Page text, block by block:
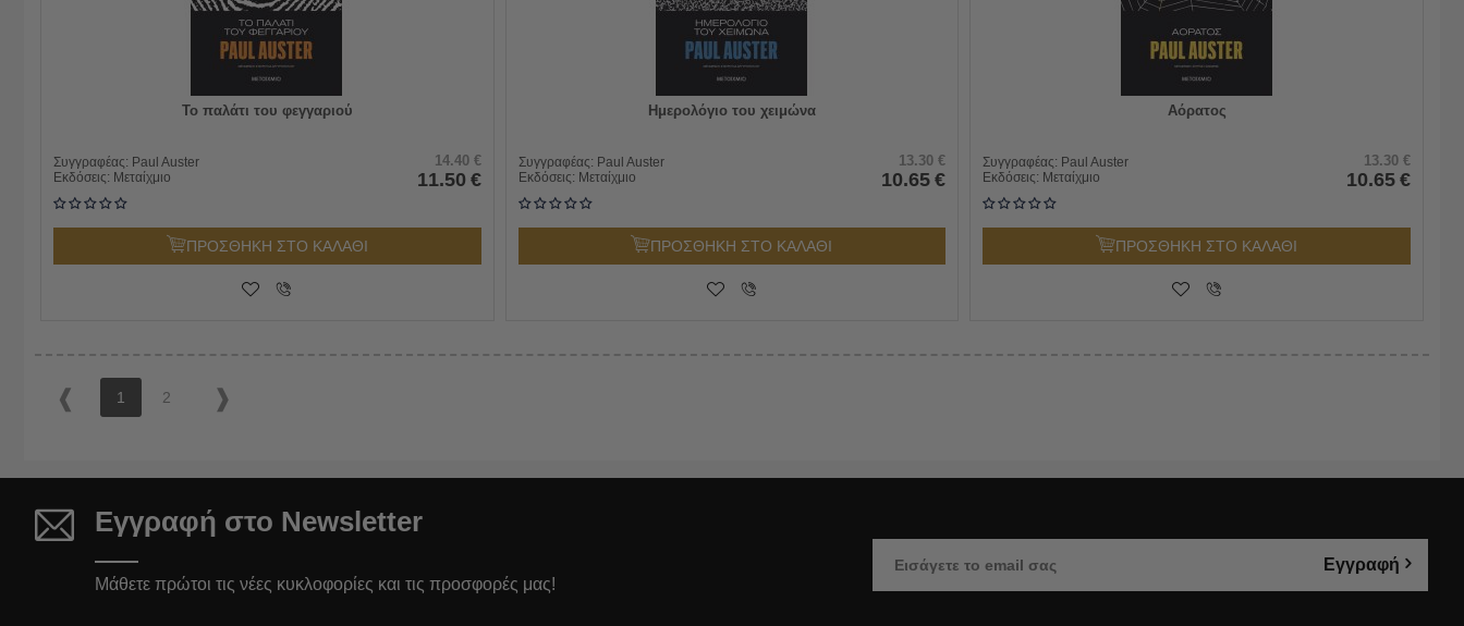
Το παλάτι του φεγγαριού
Συγγραφέας: Paul Auster
Εκδόσεις: Μεταίχμιο
14.40 €
11.50 €
ΠΡΟΣΘΗΚΗ ΣΤΟ ΚΑΛΑΘΙ
Ημερολόγιο του χειμώνα
Συγγραφέας: Paul Auster
Εκδόσεις: Μεταίχμιο
13.30 €
10.65 €
ΠΡΟΣΘΗΚΗ ΣΤΟ ΚΑΛΑΘΙ
Αόρατος
Συγγραφέας: Paul Auster
Εκδόσεις: Μεταίχμιο
13.30 €
10.65 €
ΠΡΟΣΘΗΚΗ ΣΤΟ ΚΑΛΑΘΙ
1 2
Εγγραφή στο Newsletter
Μάθετε πρώτοι τις νέες κυκλοφορίες και τις προσφορές μας!
Εγγραφή